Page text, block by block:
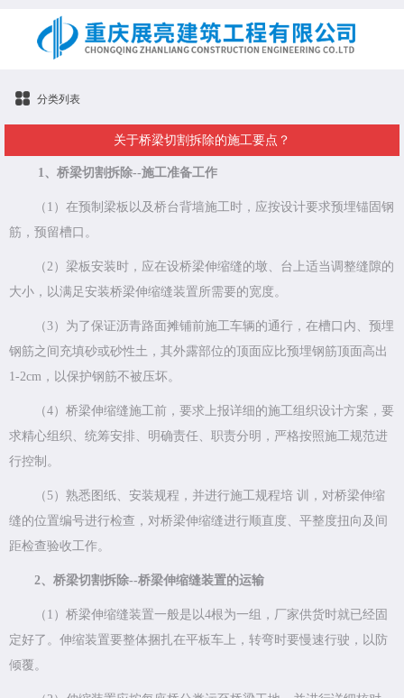
分类列表
关于桥梁切割拆除的施工要点？
1、桥梁切割拆除--施工准备工作
（1）在预制梁板以及桥台背墙施工时，应按设计要求预埋锚固钢
筋，预留槽口。
（2）梁板安装时，应在设桥梁伸缩缝的墩、台上适当调整缝隙的
大小，以满足安装桥梁伸缩缝装置所需要的宽度。
（3）为了保证沥青路面摊铺前施工车辆的通行，在槽口内、预埋
钢筋之间充填砂或砂性土，其外露部位的顶面应比预埋钢筋顶面高出
1-2cm，以保护钢筋不被压坏。
（4）桥梁伸缩缝施工前，要求上报详细的施工组织设计方案，要
求精心组织、统筹安排、明确责任、职责分明，严格按照施工规范进
行控制。
（5）熟悉图纸、安装规程，并进行施工规程培 训，对桥梁伸缩
缝的位置编号进行检查，对桥梁伸缩缝进行顺直度、平整度扭向及间
距检查验收工作。
2、桥梁切割拆除--桥梁伸缩缝装置的运输
（1）桥梁伸缩缝装置一般是以4根为一组，厂家供货时就已经固
定好了。伸缩装置要整体捆扎在平板车上，转弯时要慢速行驶，以防
倾覆。